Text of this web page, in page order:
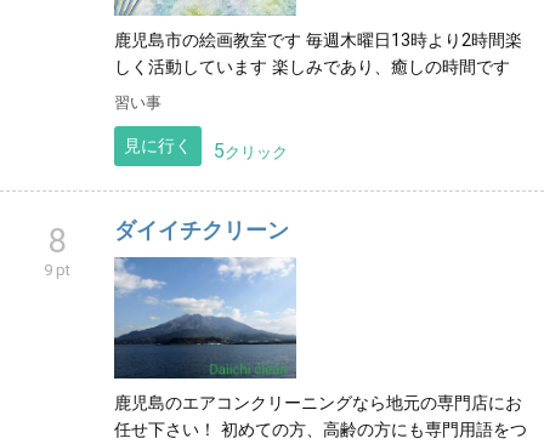
鹿児島市の絵画教室です 毎週木曜日13時より2時間楽
しく活動しています 楽しみであり、癒しの時間です
習い事
見に行く 5クリック
8
9 pt
ダイイチクリーン
鹿児島のエアコンクリーニングなら地元の専門店にお
任せ下さい！ 初めての方、高齢の方にも専門用語をつ